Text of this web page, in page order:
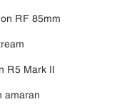
RF 85mm
R5 Mark II
amaran